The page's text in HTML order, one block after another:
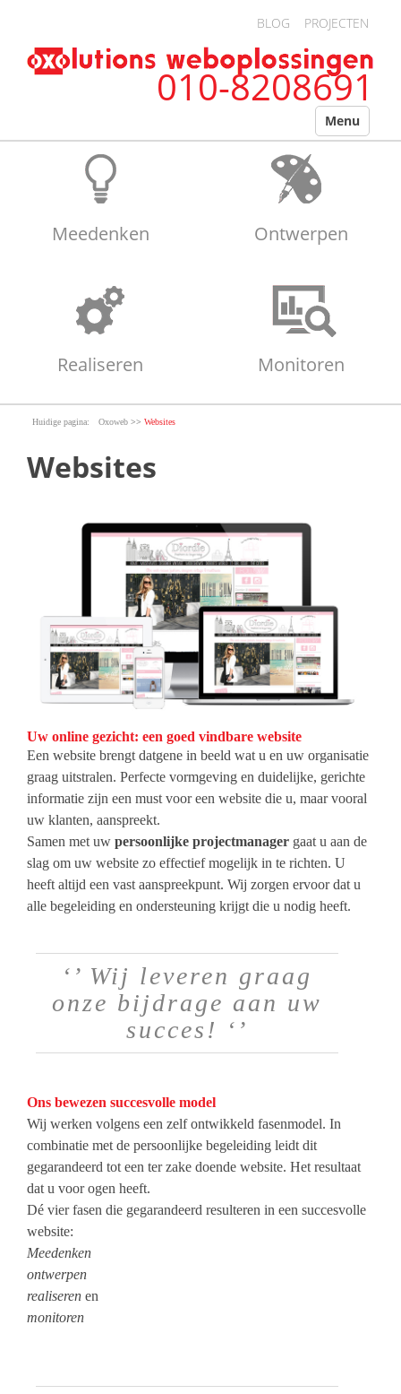
BLOG PROJECTEN
010-8208691
Menu
Meedenken Ontwerpen
Realiseren Monitoren
Oxoweb >> Websites
Websites
oxoweb-responsive-image.jpg
Uw online gezicht: een goed vindbare website
Een website brengt datgene in beeld wat u en uw organisatie
graag uitstralen. Perfecte vormgeving en duidelijke, gerichte
informatie zijn een must voor een website die u, maar vooral
uw klanten, aanspreekt.
Samen met uw persoonlijke projectmanager gaat u aan de
slag om uw website zo effectief mogelijk in te richten. U
heeft altijd een vast aanspreekpunt. Wij zorgen ervoor dat u
alle begeleiding en ondersteuning krijgt die u nodig heeft.
‘’ Wij leveren graag
onze bijdrage aan uw
succes! ‘’
Ons bewezen succesvolle model
Wij werken volgens een zelf ontwikkeld fasenmodel. In
combinatie met de persoonlijke begeleiding leidt dit
gegarandeerd tot een ter zake doende website. Het resultaat
dat u voor ogen heeft.
Dé vier fasen die gegarandeerd resulteren in een succesvolle
website:
Meedenken
ontwerpen
realiseren en
monitoren